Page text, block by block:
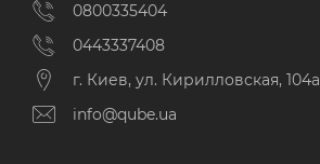
0800335404
0443337408
г. Киев, ул. Кирилловская, 104а
info@qube.ua